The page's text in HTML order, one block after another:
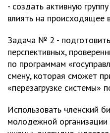
- создать активную
влиять на происходящее
Задача № 2 -
перспективных,
по программам
смену, которая сможет
«перезагрузке системы»
Использовать членский
молодежной организации